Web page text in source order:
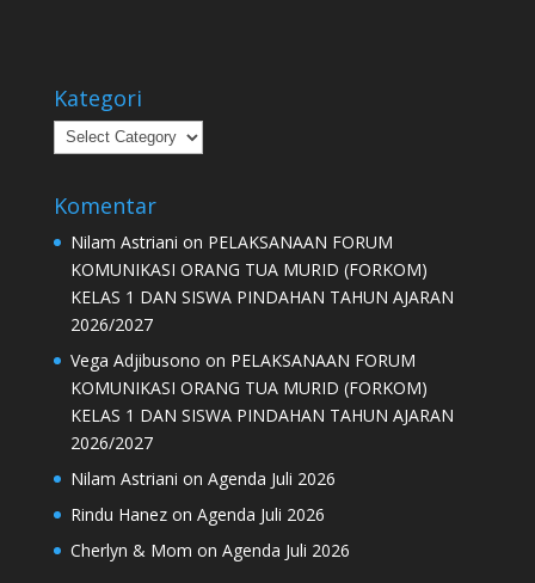
Kategori
Kategori
Komentar
Nilam Astriani on PELAKSANAAN FORUM
KOMUNIKASI ORANG TUA MURID (FORKOM)
KELAS 1 DAN SISWA PINDAHAN TAHUN AJARAN
2026/2027
Vega Adjibusono on PELAKSANAAN FORUM
KOMUNIKASI ORANG TUA MURID (FORKOM)
KELAS 1 DAN SISWA PINDAHAN TAHUN AJARAN
2026/2027
Nilam Astriani on Agenda Juli 2026
Rindu Hanezon Agenda Juli 2026
Cherlyn & Mom on Agenda Juli 2026